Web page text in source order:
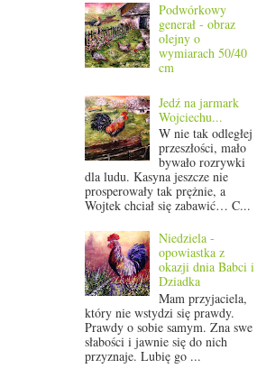
Podwórkowy
generał - obraz
olejny o
wymiarach 50/40
cm
Jedź na jarmark
Wojciechu...
W nie tak odległej
przeszłości, mało
bywało rozrywki
dla ludu. Kasyna jeszcze nie
prosperowały tak prężnie, a
Wojtek chciał się zabawić… C...
Niedziela -
opowiastka z
okazji dnia Babci i
Dziadka
Mam przyjaciela,
który nie wstydzi się prawdy.
Prawdy o sobie samym. Zna swe
słabości i jawnie się do nich
przyznaje. Lubię go ...